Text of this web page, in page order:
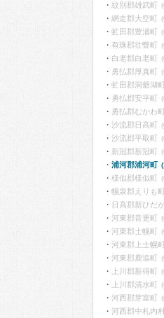
紋別郡雄武町
網走郡大空町
虻田郡豊浦町
有珠郡壮瞥町
白老郡白老町
勇払郡厚真町
虻田郡洞爺湖町
勇払郡安平町
勇払郡むかわ町
沙流郡日高町
沙流郡平取町
新冠郡新冠町
浦河郡浦河町
様似郡様似町
幌泉郡えりも町
日高郡新ひだ
河東郡音更町
河東郡士幌町
河東郡上士幌町
河東郡鹿追町
上川郡新得町
上川郡清水町
河西郡芽室町
河西郡中札内